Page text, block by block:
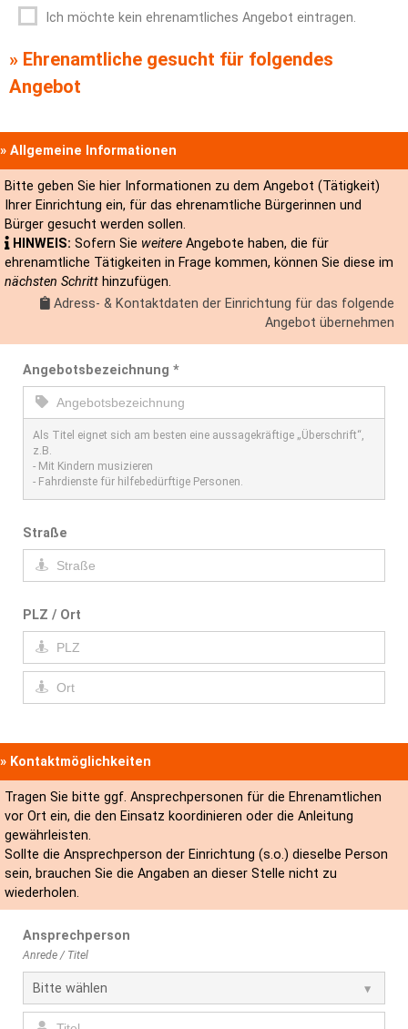
Ich möchte kein ehrenamtliches Angebot eintragen.
» Ehrenamtliche gesucht für folgendes
Angebot
» Allgemeine Informationen
Bitte geben Sie hier Informationen zu dem Angebot (Tätigkeit)
Ihrer Einrichtung ein, für das ehrenamtliche Bürgerinnen und
Bürger gesucht werden sollen.
HINWEIS: Sofern Sie weitere Angebote haben, die für
ehrenamtliche Tätigkeiten in Frage kommen, können Sie diese im
nächsten Schritt hinzufügen.
Adress- & Kontaktdaten der Einrichtung für das folgende
Angebot übernehmen
Angebotsbezeichnung *
Als Titel eignet sich am besten eine aussagekräftige „Überschrift“,
z.B.
- Mit Kindern musizieren
- Fahrdienste für hilfebedürftige Personen.
Straße
PLZ / Ort
» Kontaktmöglichkeiten
Tragen Sie bitte ggf. Ansprechpersonen für die Ehrenamtlichen
vor Ort ein, die den Einsatz koordinieren oder die Anleitung
gewährleisten.
Sollte die Ansprechperson der Einrichtung (s.o.) dieselbe Person
sein, brauchen Sie die Angaben an dieser Stelle nicht zu
wiederholen.
Ansprechperson
Anrede / Titel